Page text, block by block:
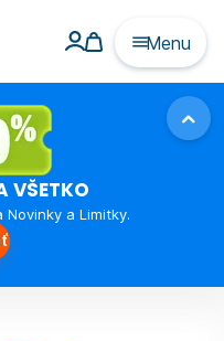
Menu
VŠETKO
Novinky a Limitky.